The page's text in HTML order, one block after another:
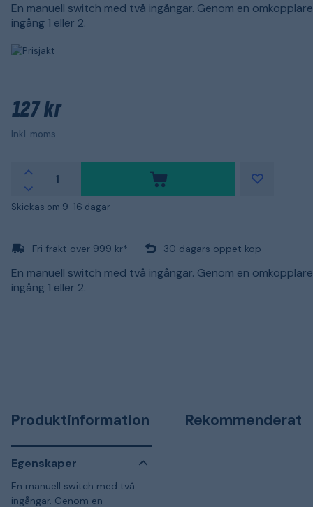
En manuell switch med två ingångar. Genom en
ingång 1 eller 2.
127 kr
Inkl. moms
Skickas om 9-16 dagar
Fri frakt över 999 kr* 30 dagars öppet köp
En manuell switch med två ingångar. Genom en
ingång 1 eller 2.
Produktinformation
Egenskaper
En manuell switch med två
ingångar. Genom en
Rekommenderat